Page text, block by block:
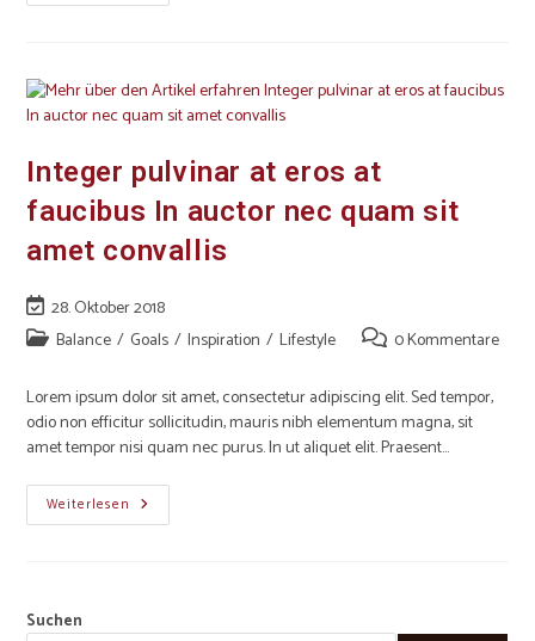
Integer pulvinar at eros at
faucibus In auctor nec quam sit
amet convallis
28. Oktober 2018
Balance / Goals / Inspiration / Lifestyle 0 Kommentare
Lorem ipsum dolor sit amet, consectetur adipiscing elit. Sed tempor,
odio non efficitur sollicitudin, mauris nibh elementum magna, sit
amet tempor nisi quam nec purus. In ut aliquet elit. Praesent…
Weiterlesen
Suchen